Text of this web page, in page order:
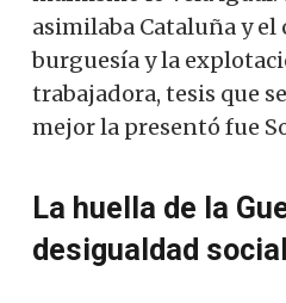
asimilaba Cataluña y
burguesía y la
trabajadora, tesis que
mejor la presentó fue
La huella de la
desigualdad social